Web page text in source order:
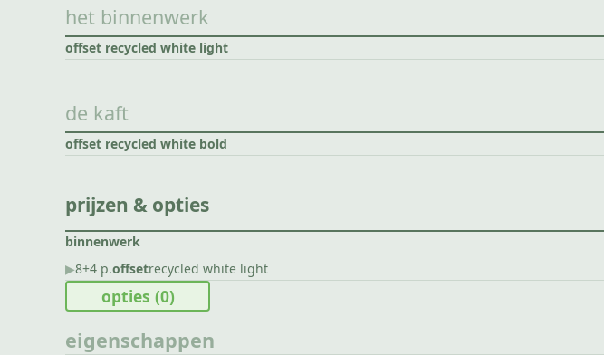
het binnenwerk
offset recycled white light
de kaft
offset recycled white bold
prijzen & opties
binnenwerk
▶︎8+4 p.offsetrecycled white light
eigenschappen
opties (0)